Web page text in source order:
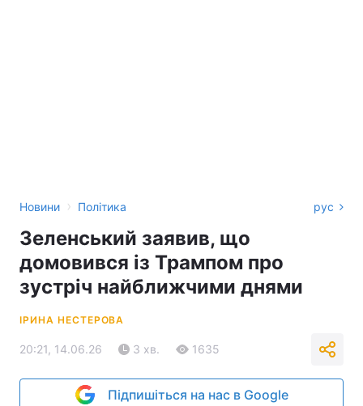
Новини › Політика рус
Зеленський заявив, що
домовився із Трампом про
зустріч найближчими днями
ІРИНА НЕСТЕРОВА
20:21, 14.06.26 3 хв. 1635
Підпишіться на нас в Google